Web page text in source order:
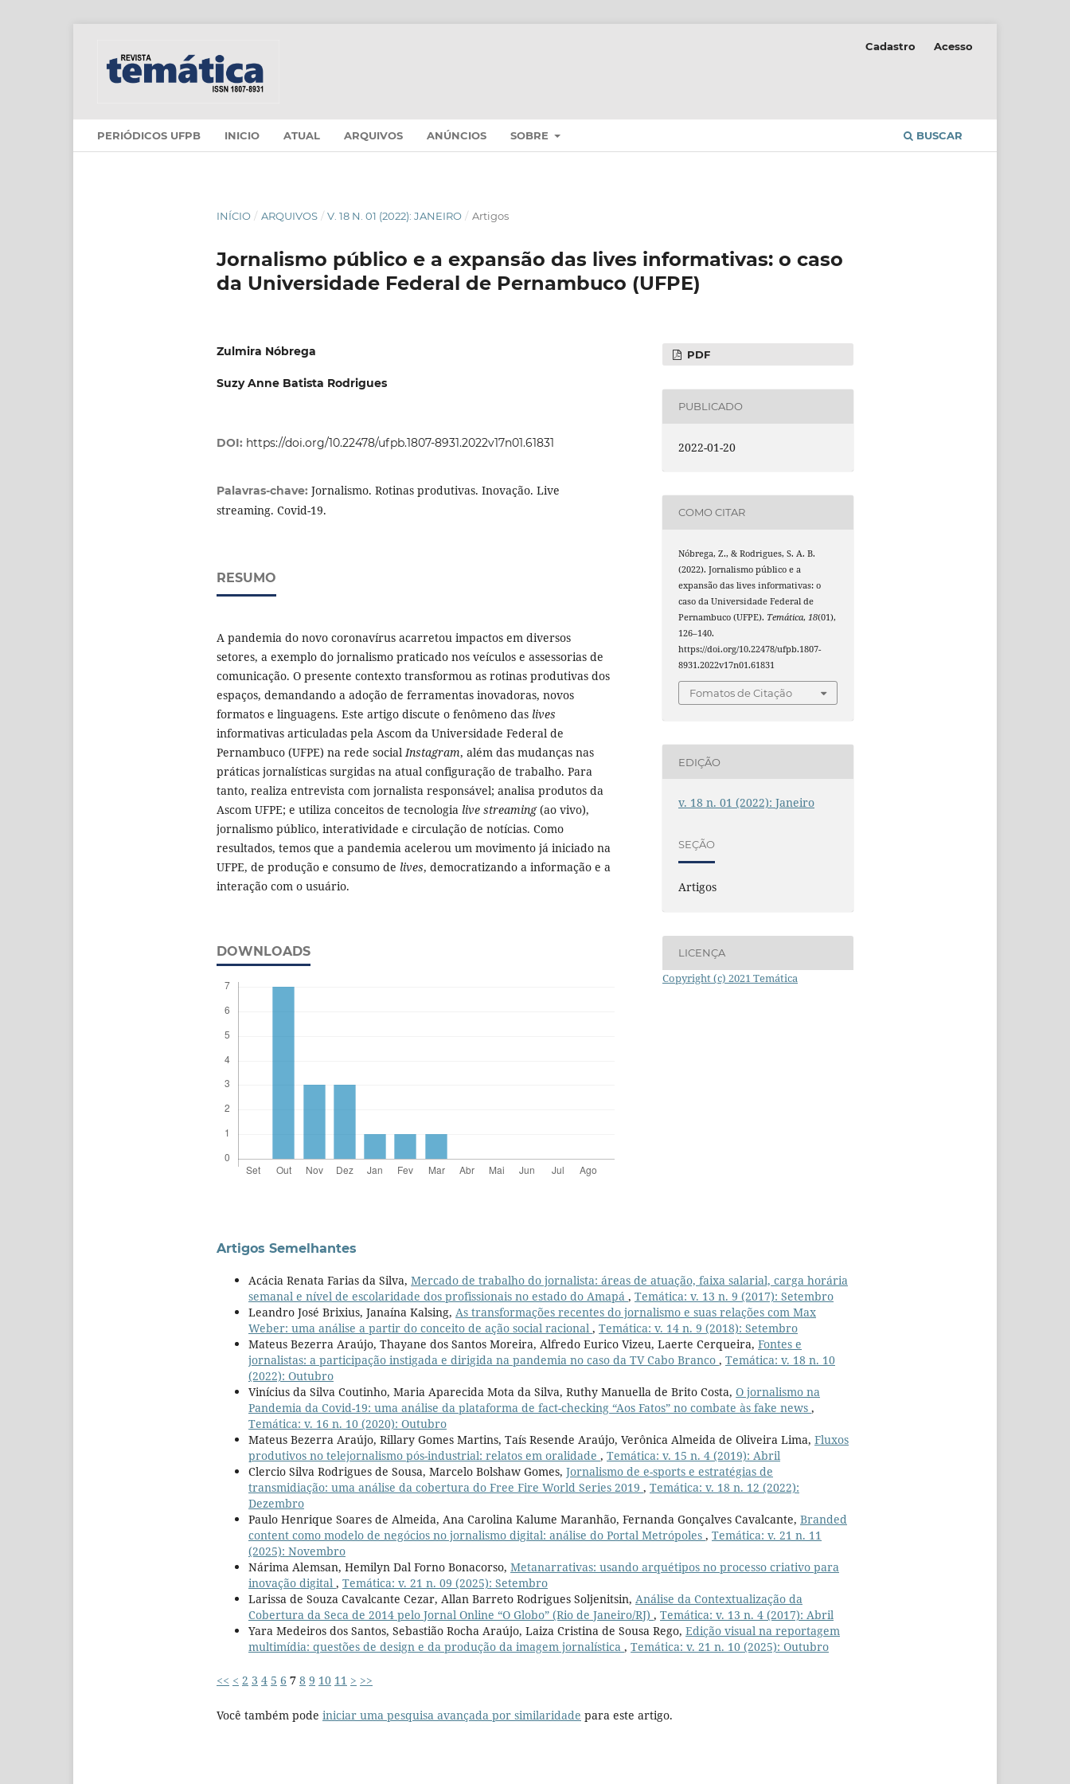
PERIÓDICOS UFPB INICIO ATUAL ARQUIVOS ANÚNCIOS SOBRE BUSCAR
Cadastro Acesso
INÍCIO / ARQUIVOS / V. 18 N. 01 (2022): JANEIRO / Artigos
Jornalismo público e a expansão das lives informativas: o caso
da Universidade Federal de Pernambuco (UFPE)
Zulmira Nóbrega
Suzy Anne Batista Rodrigues
DOI: https://doi.org/10.22478/ufpb.1807-8931.2022v17n01.61831
Palavras-chave: Jornalismo. Rotinas produtivas. Inovação. Live
streaming. Covid-19.
RESUMO
A pandemia do novo coronavírus acarretou impactos em diversos
setores, a exemplo do jornalismo praticado nos veículos e assessorias de
comunicação. O presente contexto transformou as rotinas produtivas dos
espaços, demandando a adoção de ferramentas inovadoras, novos
formatos e linguagens. Este artigo discute o fenômeno das lives
informativas articuladas pela Ascom da Universidade Federal de
Pernambuco (UFPE) na rede socialInstagram, além das mudanças nas
práticas jornalísticas surgidas na atual configuração de trabalho. Para
tanto, realiza entrevista com jornalista responsável; analisa produtos da
Ascom UFPE; e utiliza conceitos de tecnologia live streaming(ao vivo),
jornalismo público, interatividade e circulação de notícias. Como
resultados, temos que a pandemia acelerou um movimento já iniciado na
UFPE, de produção e consumo de lives, democratizando a informação e a
interação com o usuário.
DOWNLOADS
PDF
PUBLICADO
2022-01-20
COMO CITAR
Nóbrega, Z., & Rodrigues, S. A. B.
(2022). Jornalismo público e a
expansão das lives informativas: o
caso da Universidade Federal de
Pernambuco (UFPE). Temática,18(01),
126–140.
https://doi.org/10.22478/ufpb.1807-
8931.2022v17n01.61831
Fomatos de Citação
EDIÇÃO
v. 18 n. 01 (2022): Janeiro
SEÇÃO
Artigos
LICENÇA
Copyright (c) 2021 Temática
Artigos Semelhantes
Acácia Renata Farias da Silva, Mercado de trabalho do jornalista: áreas de atuação, faixa salarial, carga horária
semanal e nível de escolaridade dos profissionais no estado do Amapá , Temática: v. 13 n. 9 (2017): Setembro
Leandro José Brixius, Janaína Kalsing, As transformações recentes do jornalismo e suas relações com Max
Weber: uma análise a partir do conceito de ação social racional , Temática: v. 14 n. 9 (2018): Setembro
Mateus Bezerra Araújo, Thayane dos Santos Moreira, Alfredo Eurico Vizeu, Laerte Cerqueira, Fontes e
jornalistas: a participação instigada e dirigida na pandemia no caso da TV Cabo Branco , Temática: v. 18 n. 10
(2022): Outubro
Vinícius da Silva Coutinho, Maria Aparecida Mota da Silva, Ruthy Manuella de Brito Costa, O jornalismo na
Pandemia da Covid-19: uma análise da plataforma de fact-checking “Aos Fatos” no combate às fake news ,
Temática: v. 16 n. 10 (2020): Outubro
Mateus Bezerra Araújo, Rillary Gomes Martins, Taís Resende Araújo, Verônica Almeida de Oliveira Lima, Fluxos
produtivos no telejornalismo pós-industrial: relatos em oralidade , Temática: v. 15 n. 4 (2019): Abril
Clercio Silva Rodrigues de Sousa, Marcelo Bolshaw Gomes, Jornalismo de e-sports e estratégias de
transmidiação: uma análise da cobertura do Free Fire World Series 2019 , Temática: v. 18 n. 12 (2022):
Dezembro
Paulo Henrique Soares de Almeida, Ana Carolina Kalume Maranhão, Fernanda Gonçalves Cavalcante, Branded
content como modelo de negócios no jornalismo digital: análise do Portal Metrópoles , Temática: v. 21 n. 11
(2025): Novembro
Nárima Alemsan, Hemilyn Dal Forno Bonacorso, Metanarrativas: usando arquétipos no processo criativo para
inovação digital , Temática: v. 21 n. 09 (2025): Setembro
Larissa de Souza Cavalcante Cezar, Allan Barreto Rodrigues Soljenitsin, Análise da Contextualização da
Cobertura da Seca de 2014 pelo Jornal Online “O Globo” (Rio de Janeiro/RJ) , Temática: v. 13 n. 4 (2017): Abril
Yara Medeiros dos Santos, Sebastião Rocha Araújo, Laiza Cristina de Sousa Rego, Edição visual na reportagem
multimídia: questões de design e da produção da imagem jornalística , Temática: v. 21 n. 10 (2025): Outubro
<< < 2 3 4 5 6 7 8 9 10 11 > >>
Você também pode iniciar uma pesquisa avançada por similaridade para este artigo.